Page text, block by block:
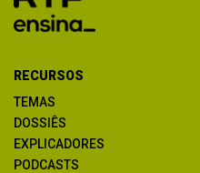
RECURSOS
TEMAS
DOSSIÊS
EXPLICADORES
PODCASTS